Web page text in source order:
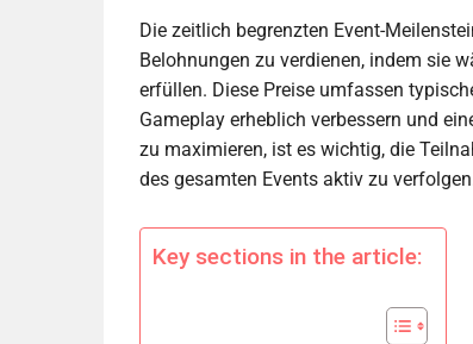
Die zeitlich begrenzten Event-
Belohnungen zu verdienen, indem sie
erfüllen. Diese Preise umfassen
Gameplay erheblich verbessern und
zu maximieren, ist es wichtig, die
des gesamten Events aktiv zu
Key sections in the article: